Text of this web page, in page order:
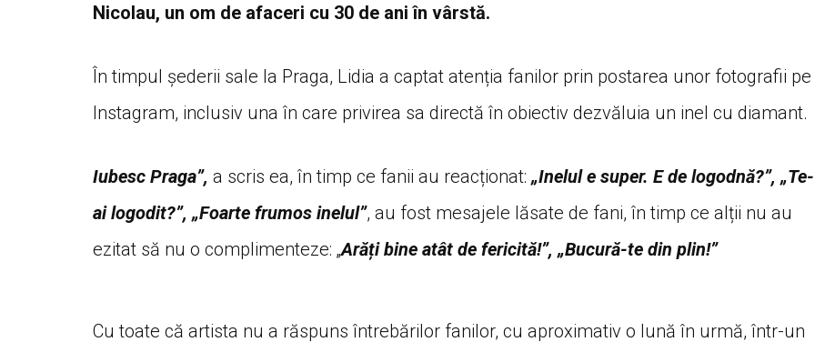
Nicolau, un om de afaceri cu 30 de ani în vârstă.
În timpul șederii sale la Praga, Lidia a captat atenția fanilor prin postarea unor fotografii pe
Instagram, inclusiv una în care privirea sa directă în obiectiv dezvăluia un inel cu diamant.
Iubesc Praga”, a scris ea, în timp ce fanii au reacționat: „Inelul e super. E de logodnă?”, „Te-
ai logodit?”, „Foarte frumos inelul”, au fost mesajele lăsate de fani, în timp ce alții nu au
ezitat să nu o complimenteze: „Arăți bine atât de fericită!”, „Bucură-te din plin!”
Cu toate că artista nu a răspuns întrebărilor fanilor, cu aproximativ o lună în urmă, într-un